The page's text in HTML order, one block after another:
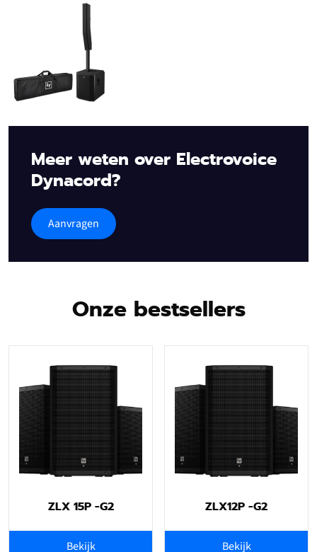
Meer weten over Electrovoice
Dynacord?
Aanvragen
Onze bestsellers
ZLX 15P -G2
Bekijk
ZLX12P -G2
Bekijk